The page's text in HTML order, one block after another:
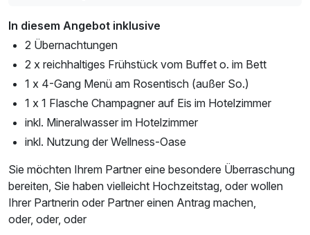
In diesem Angebot inklusive
2 Übernachtungen
2 x reichhaltiges Frühstück vom Buffet o. im Bett
1 x 4-Gang Menü am Rosentisch (außer So.)
1 x 1 Flasche Champagner auf Eis im Hotelzimmer
inkl. Mineralwasser im Hotelzimmer
inkl. Nutzung der Wellness-Oase
Sie möchten Ihrem Partner eine besondere Überraschung
bereiten, Sie haben vielleicht Hochzeitstag, oder wollen
Ihrer Partnerin oder Partner einen Antrag machen,
oder, oder, oder